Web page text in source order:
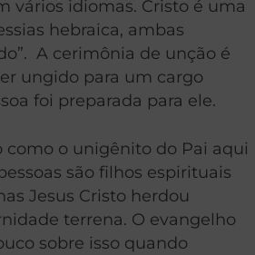
vários idiomas. Cristo é uma
hebraica, ambas
A cerimônia de unção é
ungido para um cargo
foi preparada para ele.
como o unigênito do Pai aqui
são filhos espirituais
Jesus Cristo herdou
terrena. O evangelho
sobre isso quando